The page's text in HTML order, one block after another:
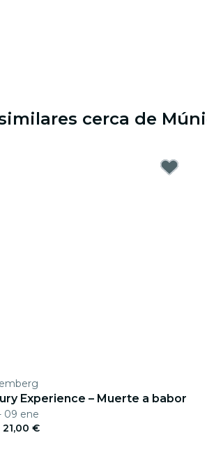
cerca de
Experience – Muerte a babor
09 ene
21,00 €